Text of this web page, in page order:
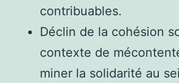
contribuables.
Déclin de la cohésion
contexte de
miner la solidarité au